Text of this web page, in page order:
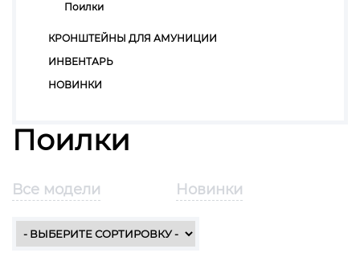
Поилки
КРОНШТЕЙНЫ ДЛЯ АМУНИЦИИ
ИНВЕНТАРЬ
НОВИНКИ
Поилки
Все модели Новинки